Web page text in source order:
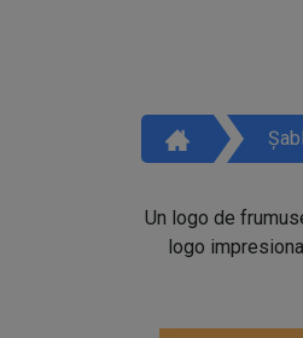
Un logo de
logo